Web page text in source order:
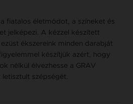
fiatalos életmódot, a színeket és
jelképezi. A kézzel készített
ékszereink minden darabját
készítjük azért, hogy
nélkül élvezhesse a GRAV
letisztult szépségét.